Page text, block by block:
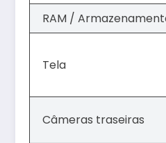
RAM /
Tela
Câmeras traseiras